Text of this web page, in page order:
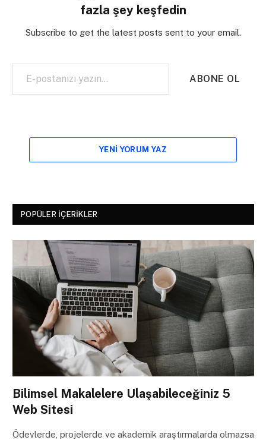
fazla şey keşfedin
Subscribe to get the latest posts sent to your email.
E-postanızı yazın…
ABONE OL
YENI YORUM YAZ
POPÜLER İÇERIKLER
Bilimsel Makalelere Ulaşabileceğiniz 5
Web Sitesi
Ödevlerde, projelerde ve akademik araştırmalarda olmazsa